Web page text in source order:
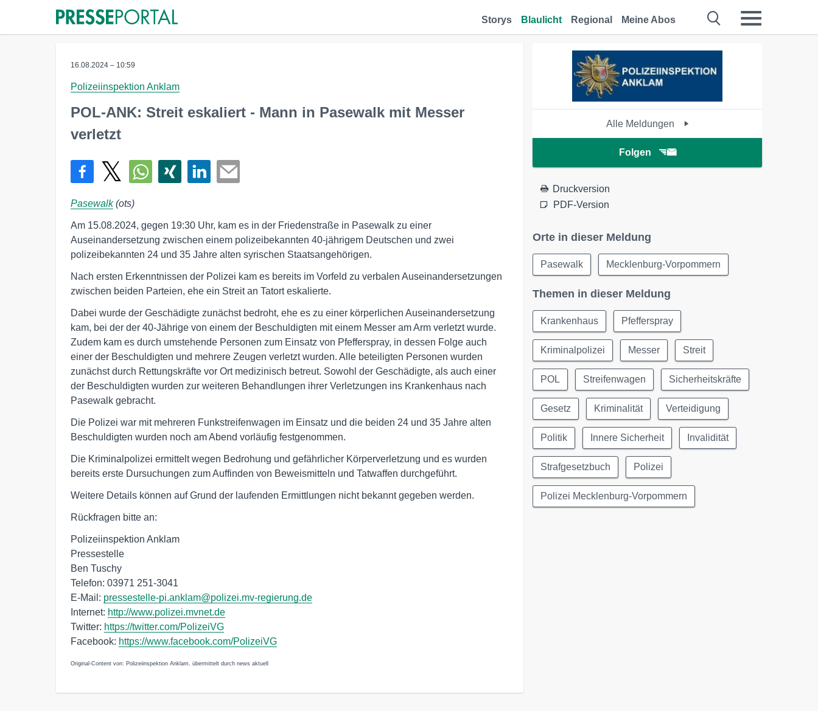
Storys Blaulicht Regional Meine Abos
16.08.2024 – 10:59
Polizeiinspektion Anklam
POL-ANK: Streit eskaliert - Mann in Pasewalk mit Messer
verletzt
Pasewalk(ots)
Am 15.08.2024, gegen 19:30 Uhr, kam es in der Friedenstraße in Pasewalk zu einer
Auseinandersetzung zwischen einem polizeibekannten 40-jährigem Deutschen und zwei
polizeibekannten 24 und 35 Jahre alten syrischen Staatsangehörigen.
Nach ersten Erkenntnissen der Polizei kam es bereits im Vorfeld zu verbalen Auseinandersetzungen
zwischen beiden Parteien, ehe ein Streit an Tatort eskalierte.
Dabei wurde der Geschädigte zunächst bedroht, ehe es zu einer körperlichen Auseinandersetzung
kam, bei der der 40-Jährige von einem der Beschuldigten mit einem Messer am Arm verletzt wurde.
Zudem kam es durch umstehende Personen zum Einsatz von Pfefferspray, in dessen Folge auch
einer der Beschuldigten und mehrere Zeugen verletzt wurden. Alle beteiligten Personen wurden
zunächst durch Rettungskräfte vor Ort medizinisch betreut. Sowohl der Geschädigte, als auch einer
der Beschuldigten wurden zur weiteren Behandlungen ihrer Verletzungen ins Krankenhaus nach
Pasewalk gebracht.
Die Polizei war mit mehreren Funkstreifenwagen im Einsatz und die beiden 24 und 35 Jahre alten
Beschuldigten wurden noch am Abend vorläufig festgenommen.
Die Kriminalpolizei ermittelt wegen Bedrohung und gefährlicher Körperverletzung und es wurden
bereits erste Dursuchungen zum Auffinden von Beweismitteln und Tatwaffen durchgeführt.
Weitere Details können auf Grund der laufenden Ermittlungen nicht bekannt gegeben werden.
Rückfragen bitte an:
Polizeiinspektion Anklam
Pressestelle
Ben Tuschy
Telefon: 03971 251-3041
E-Mail: pressestelle-pi.anklam@polizei.mv-regierung.de
Internet: http://www.polizei.mvnet.de
Twitter: https://twitter.com/PolizeiVG
Facebook: https://www.facebook.com/PolizeiVG
Original-Content von: Polizeiinspektion Anklam, übermittelt durch news aktuell
Alle Meldungen
Folgen
Druckversion
PDF-Version
Orte in dieser Meldung
Pasewalk Mecklenburg-Vorpommern
Themen in dieser Meldung
Krankenhaus Pfefferspray
Kriminalpolizei Messer Streit
POL Streifenwagen Sicherheitskräfte
Gesetz Kriminalität Verteidigung
Politik Innere Sicherheit Invalidität
Strafgesetzbuch Polizei
Polizei Mecklenburg-Vorpommern